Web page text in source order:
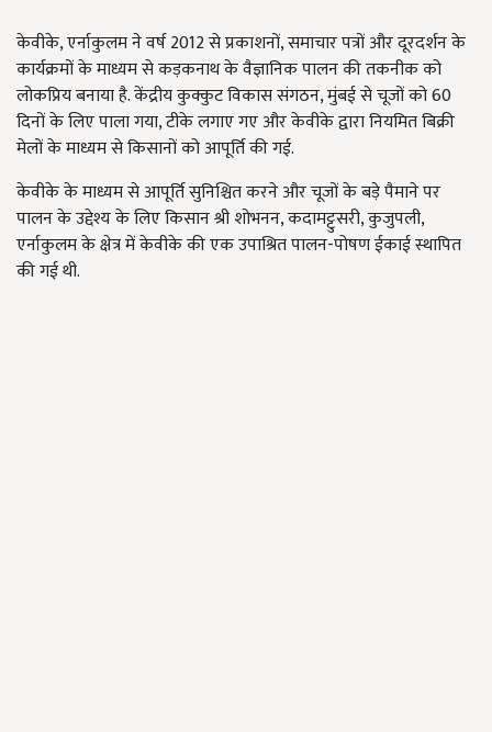
केवीके, एर्नाकुलम ने वर्ष 2012 से प्रकाशनों, समाचार पत्रों और दूरदर्शन के
कार्यक्रमों के माध्यम से कड़कनाथ के वैज्ञानिक पालन की तकनीक को
लोकप्रिय बनाया है. केंद्रीय कुक्कुट विकास संगठन, मुंबई से चूजों को 60
दिनों के लिए पाला गया, टीके लगाए गए और केवीके द्वारा नियमित बिक्री
मेलों के माध्यम से किसानों को आपूर्ति की गई.
केवीके के माध्यम से आपूर्ति सुनिश्चित करने और चूजों के बड़े पैमाने पर
पालन के उद्देश्य के लिए किसान श्री शोभनन, कदामट्टुसरी, कुजुपली,
एर्नाकुलम के क्षेत्र में केवीके की एक उपाश्रित पालन-पोषण ईकाई स्थापित
की गई थी.